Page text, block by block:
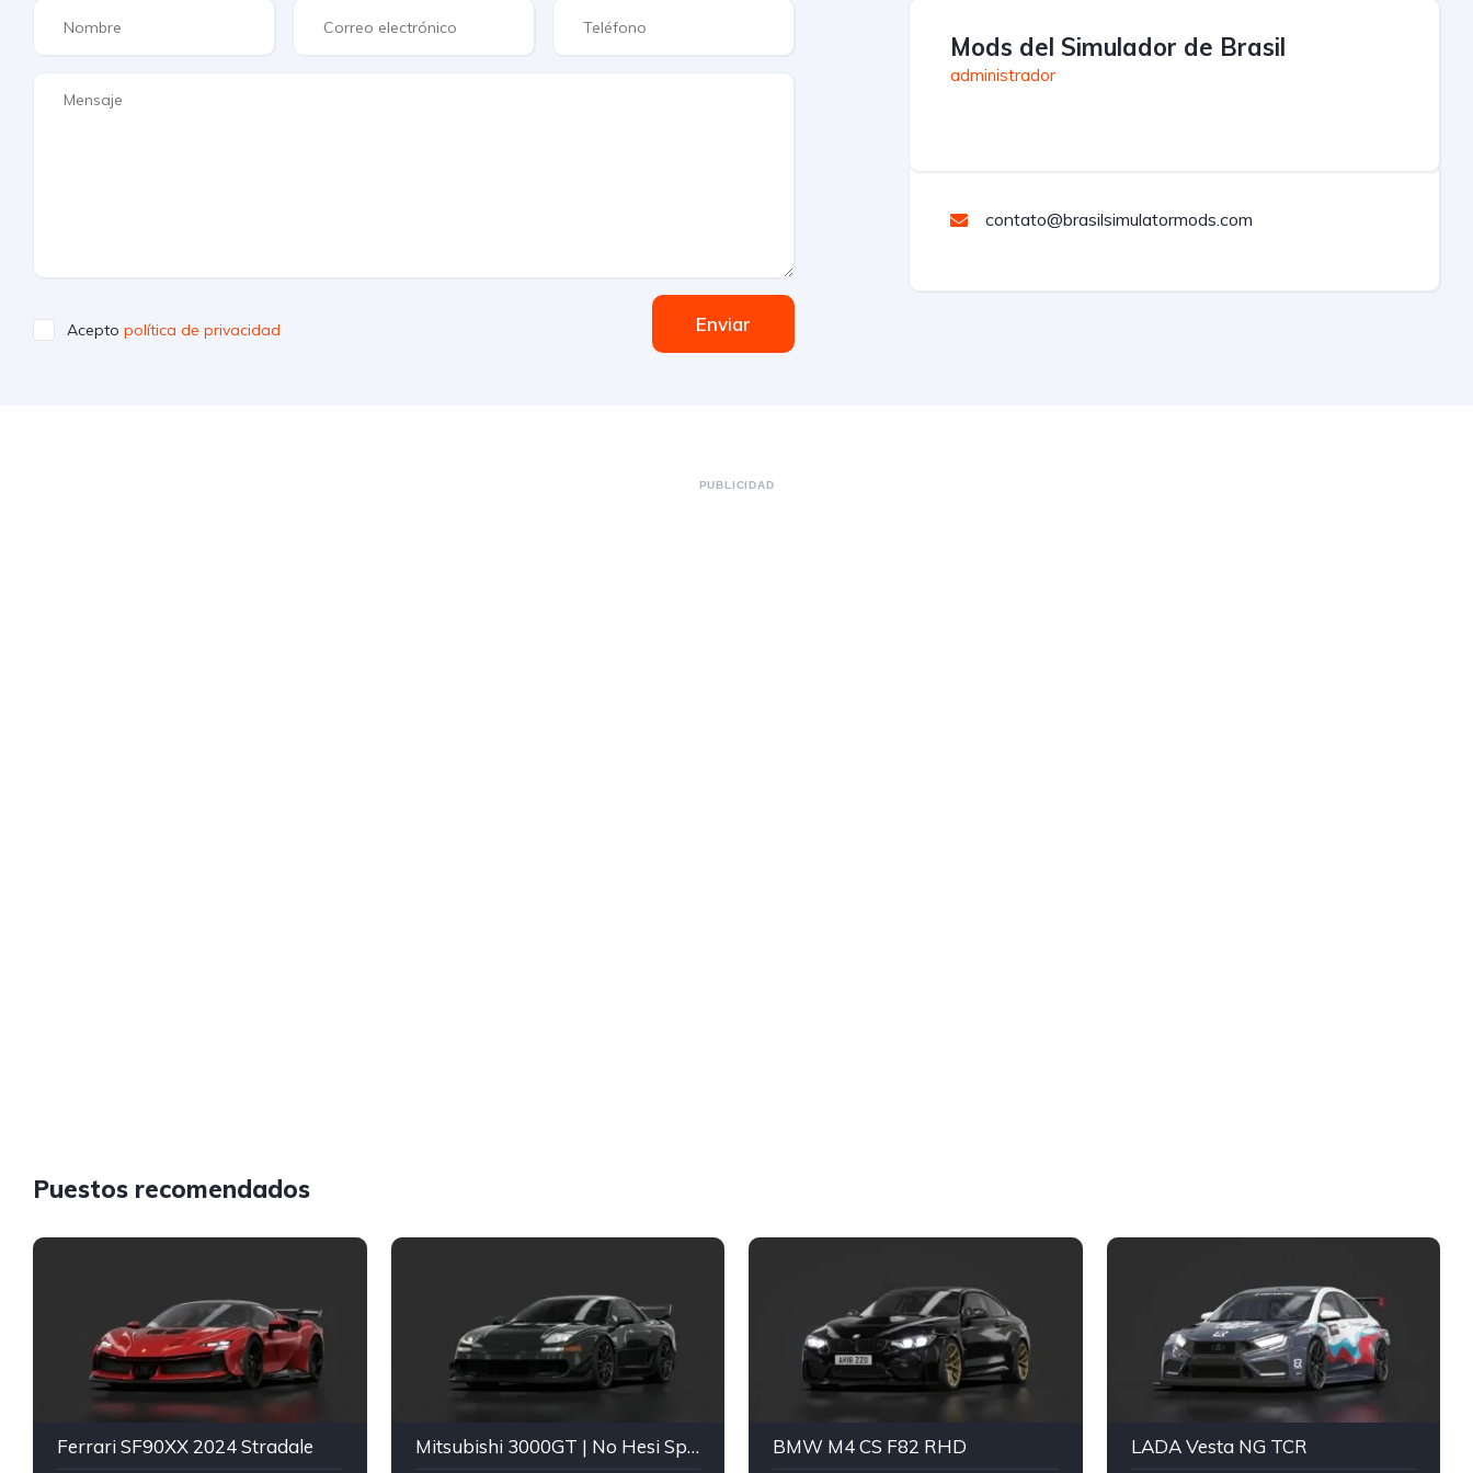
Acepto política de privacidad Enviar
Mods del Simulador de Brasil
administrador
contato@brasilsimulatormods.com
PUBLICIDAD
Puestos recomendados
Ferrari SF90XX 2024 Stradale Mitsubishi 3000GT | No Hesi Spec BMW M4 CS F82 RHD LADA Vesta NG TCR